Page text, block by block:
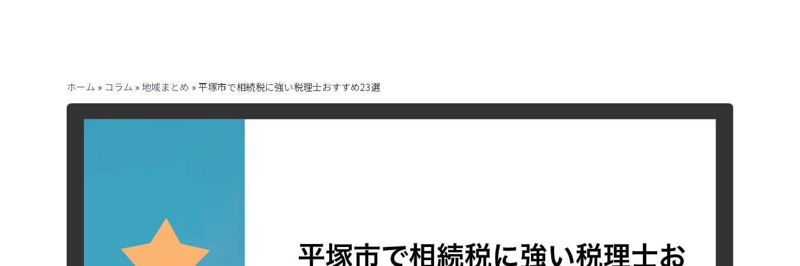
ホーム » コラム » 地域まとめ »平塚市で相続税に強い税理士おすすめ23選